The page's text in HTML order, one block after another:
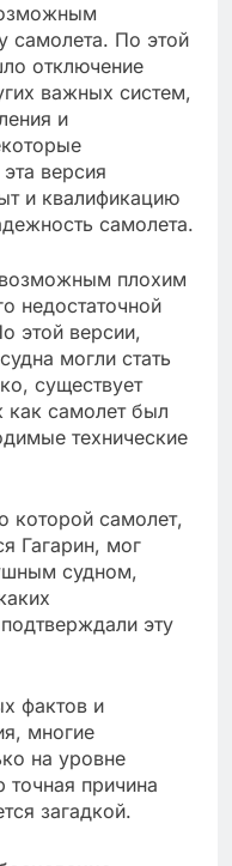
самолета. По этой
отключение
важных систем,
и
версия
и квалификацию
самолета.
плохим
недостаточной
этой версии,
могли стать
существует
как самолет был
технические
которой самолет,
Гагарин, мог
судном,
эту
фактов и
многие
на уровне
причина
загадкой.